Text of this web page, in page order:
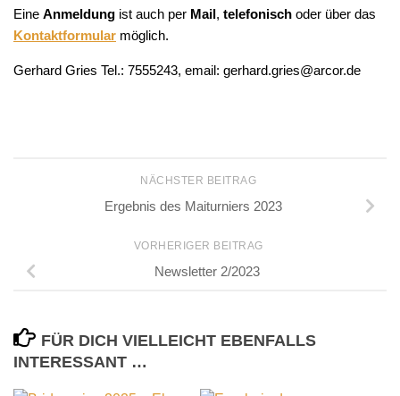
Eine Anmeldung ist auch per Mail, telefonisch oder über das
Kontaktformular möglich.
Gerhard Gries Tel.: 7555243, email: gerhard.gries@arcor.de
NÄCHSTER BEITRAG
Ergebnis des Maiturniers 2023
VORHERIGER BEITRAG
Newsletter 2/2023
FÜR DICH VIELLEICHT EBENFALLS
INTERESSANT …